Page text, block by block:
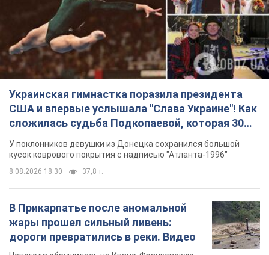
Украинская гимнастка поразила президента
США и впервые услышала "Слава Украине"! Как
сложилась судьба Подкопаевой, которая 30
лет назад завоевала "золото" Олимпиады
У поклонников девушки из Донецка сохранился большой
кусок коврового покрытия с надписью "Атланта-1996"
8.08.2026 18:30 37,8 т.
В Прикарпатье после аномальной
жары прошел сильный ливень:
дороги превратились в реки. Видео